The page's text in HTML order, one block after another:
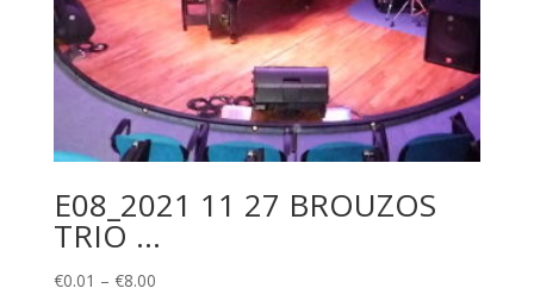
E08_2021 11 27 BROUZOS
TRIO …
€0.01 – €8.00Price